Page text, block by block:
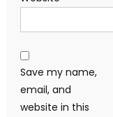
Save my name,
email, and
website in this